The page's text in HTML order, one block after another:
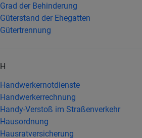
Grad der Behinderung
Güterstand der Ehegatten
Gütertrennung
H
Handwerkernotdienste
Handwerkerrechnung
Handy-Verstoß im Straßenverkehr
Hausordnung
Hausratversicherung